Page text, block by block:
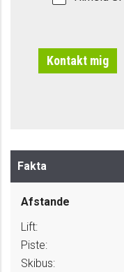
Fakta
Afstande
Lift:
Piste:
Skibus: